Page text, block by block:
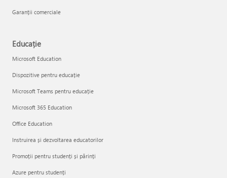
Garanții comerciale
Educație
Microsoft Education
Dispozitive pentru educație
Microsoft Teams pentru educație
Microsoft 365 Education
Office Education
Instruirea și dezvoltarea educatorilor
Promoții pentru studenți și părinți
Azure pentru studenți